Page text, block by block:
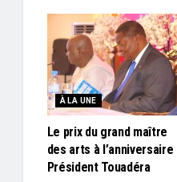
À LA UNE
Le prix du grand maître
des arts à l’anniversaire
Président Touadéra